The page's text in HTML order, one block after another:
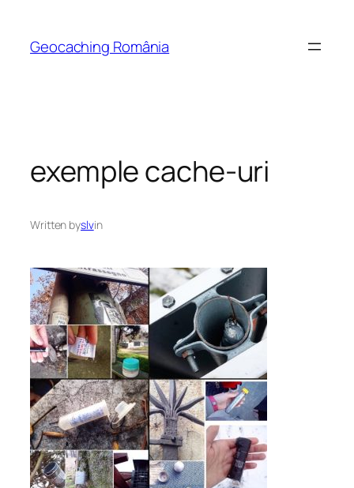
content
Geocaching România
exemple cache-uri
Written byslvin